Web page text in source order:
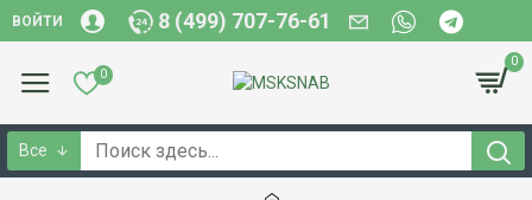
ВОЙТИ 8 (499) 707-76-61
0
0
Все